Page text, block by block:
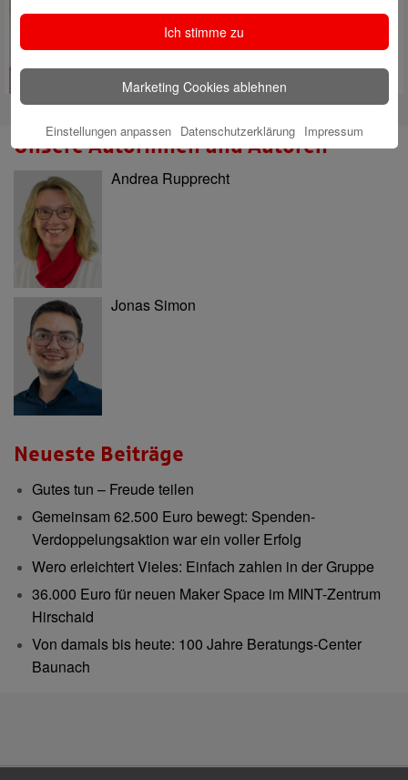
mehr als 1.000 Projekte
Unsere Autorinnen und Autoren
Andrea Rupprecht
Jonas Simon
Neueste Beiträge
Gutes tun – Freude teilen
Gemeinsam 62.500 Euro bewegt: Spenden-
Verdoppelungsaktion war ein voller Erfolg
Wero erleichtert Vieles: Einfach zahlen in der Gruppe
36.000 Euro für neuen Maker Space im MINT-Zentrum
Hirschaid
Von damals bis heute: 100 Jahre Beratungs-Center
Baunach
Ich stimme zu
Marketing Cookies ablehnen
Einstellungen anpassen Datenschutzerklärung Impressum